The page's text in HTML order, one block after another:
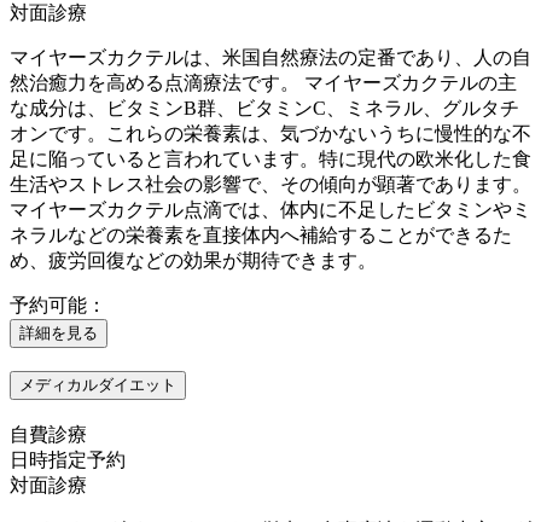
対面診療
マイヤーズカクテルは、米国自然療法の定番であり、人の自
然治癒力を高める点滴療法です。 マイヤーズカクテルの主
な成分は、ビタミンB群、ビタミンC、ミネラル、グルタチ
オンです。これらの栄養素は、気づかないうちに慢性的な不
足に陥っていると言われています。特に現代の欧米化した食
生活やストレス社会の影響で、その傾向が顕著であります。
マイヤーズカクテル点滴では、体内に不足したビタミンやミ
ネラルなどの栄養素を直接体内へ補給することができるた
め、疲労回復などの効果が期待できます。
予約可能：
詳細を見る
メディカルダイエット
自費診療
日時指定予約
対面診療